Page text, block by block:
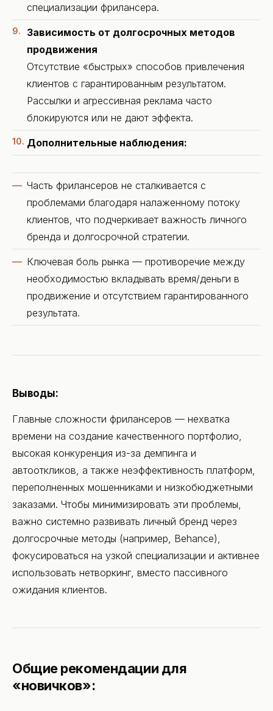
специализации фрилансера.
Зависимость от долгосрочных методов
продвижения
Отсутствие «быстрых» способов привлечения
клиентов с гарантированным результатом.
Рассылки и агрессивная реклама часто
блокируются или не дают эффекта.
Дополнительные наблюдения:
Часть фрилансеров не сталкивается с
проблемами благодаря налаженному потоку
клиентов, что подчеркивает важность личного
бренда и долгосрочной стратегии.
Ключевая боль рынка — противоречие между
необходимостью вкладывать время/деньги в
продвижение и отсутствием гарантированного
результата.
Выводы:
Главные сложности фрилансеров — нехватка
времени на создание качественного портфолио,
высокая конкуренция из-за демпинга и
автооткликов, а также неэффективность платформ,
переполненных мошенниками и низкобюджетными
заказами. Чтобы минимизировать эти проблемы,
важно системно развивать личный бренд через
долгосрочные методы (например, Behance),
фокусироваться на узкой специализации и активнее
использовать нетворкинг, вместо пассивного
ожидания клиентов.
Общие рекомендации для
«новичков»: